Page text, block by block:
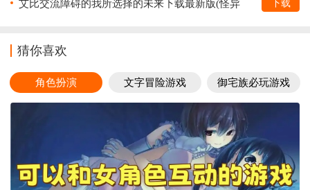
艾比交流障碍的我所选择的未来下载最新版(怪异
下载
猜你喜欢
角色扮演 文字冒险游戏 御宅族必玩游戏